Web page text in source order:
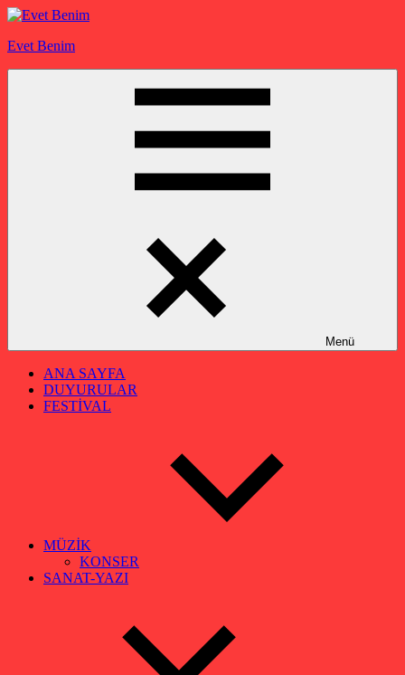
İçeriğe
Evet Benim
Menü
ANA SAYFA
DUYURULAR
FESTİVAL
MÜZİK
KONSER
SANAT-YAZI